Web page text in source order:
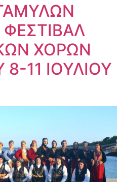
ΧΟΡΩΝ
11 ΙΟΥΛΙΟΥ